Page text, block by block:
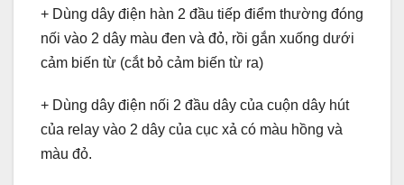
+ Dùng dây điện hàn 2 đầu tiếp điểm thường đóng
nối vào 2 dây màu đen và đỏ, rồi gắn xuống dưới
cảm biến từ (cắt bỏ cảm biến từ ra)
+ Dùng dây điện nối 2 đầu dây của cuộn dây hút
của relay vào 2 dây của cục xả có màu hồng và
màu đỏ.